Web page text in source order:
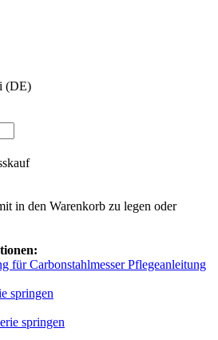
(DE)
in den Warenkorb zu legen oder
Pflegeanleitung
springen
springen